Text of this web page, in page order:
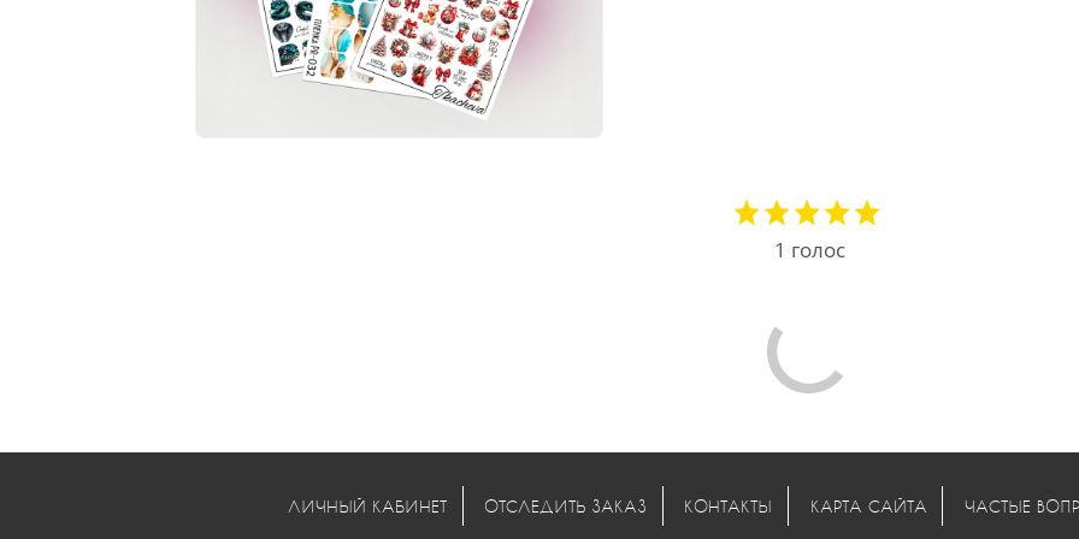
1 голос